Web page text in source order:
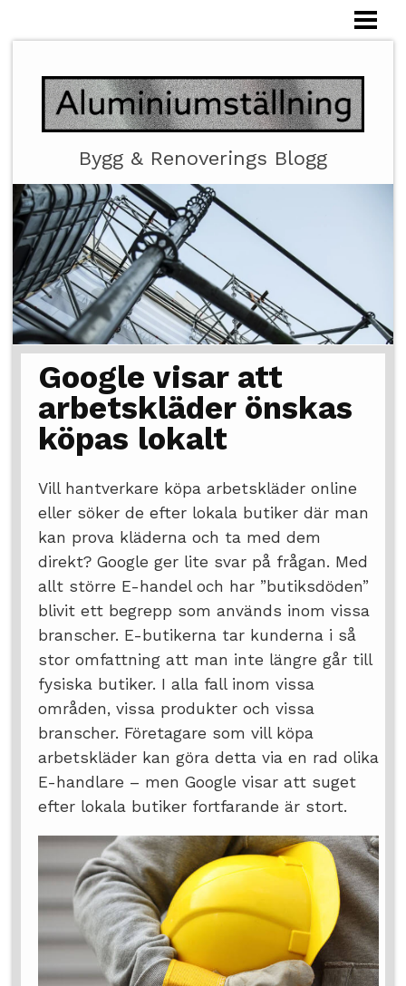
Bygg & Renoverings Blogg
Google visar att
arbetskläder önskas
köpas lokalt
Vill hantverkare köpa arbetskläder online
eller söker de efter lokala butiker där man
kan prova kläderna och ta med dem
direkt? Google ger lite svar på frågan. Med
allt större E-handel och har ”butiksdöden”
blivit ett begrepp som används inom vissa
branscher. E-butikerna tar kunderna i så
stor omfattning att man inte längre går till
fysiska butiker. I alla fall inom vissa
områden, vissa produkter och vissa
branscher. Företagare som vill köpa
arbetskläder kan göra detta via en rad olika
E-handlare – men Google visar att suget
efter lokala butiker fortfarande är stort.